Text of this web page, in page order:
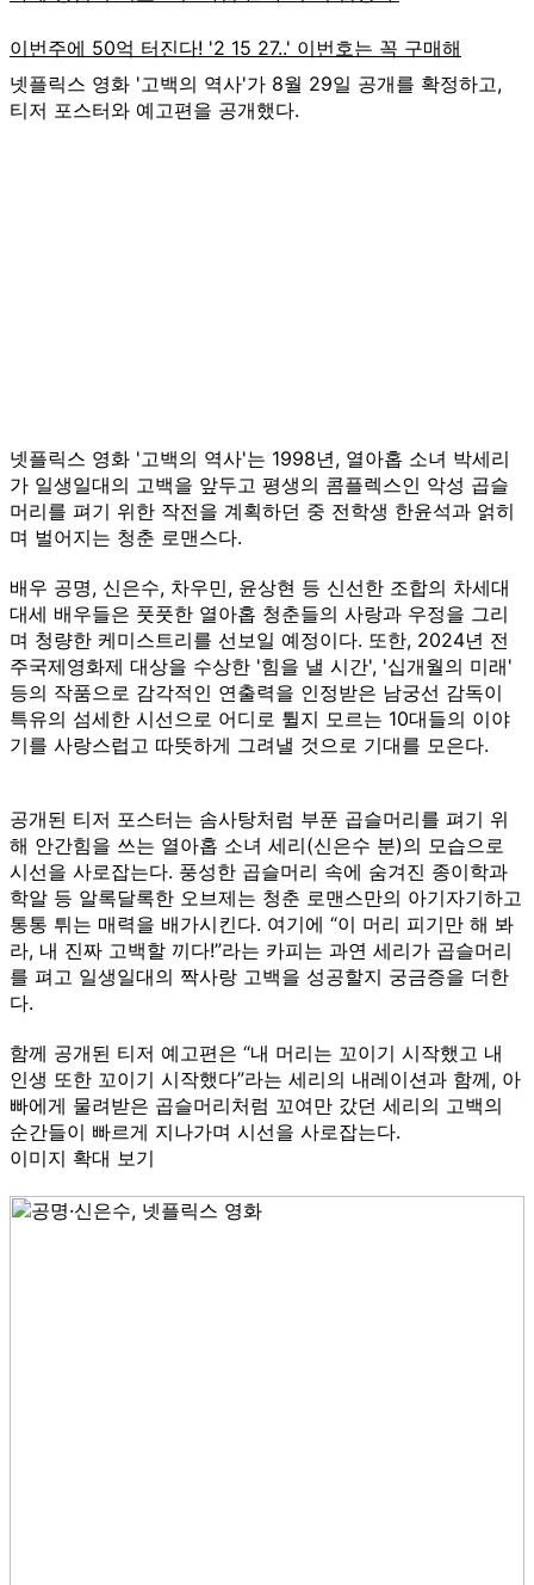
넷플릭스 영화 '고백의 역사'가 8월 29일 공개를 확정하고,
티저 포스터와 예고편을 공개했다.
넷플릭스 영화 '고백의 역사'는 1998년, 열아홉 소녀 박세리
가 일생일대의 고백을 앞두고 평생의 콤플렉스인 악성 곱슬
머리를 펴기 위한 작전을 계획하던 중 전학생 한윤석과 얽히
며 벌어지는 청춘 로맨스다.
배우 공명, 신은수, 차우민, 윤상현 등 신선한 조합의 차세대
대세 배우들은 풋풋한 열아홉 청춘들의 사랑과 우정을 그리
며 청량한 케미스트리를 선보일 예정이다. 또한, 2024년 전
주국제영화제 대상을 수상한 '힘을 낼 시간', '​십개월의 미래'
등의 작품으로 감각적인 연출력을 인정받은 남궁선 감독이
특유의 섬세한 시선으로 어디로 튈지 모르는 10대들의 이야
기를 사랑스럽고 따뜻하게 그려낼 것으로 기대를 모은다.
공개된 티저 포스터는 솜사탕처럼 부푼 곱슬머리를 펴기 위
해 안간힘을 쓰는 열아홉 소녀 세리(신은수 분)의 모습으로
시선을 사로잡는다. 풍성한 곱슬머리 속에 숨겨진 종이학과
학알 등 알록달록한 오브제는 청춘 로맨스만의 아기자기하고
통통 튀는 매력을 배가시킨다. 여기에 “이 머리 피기만 해 봐
라, 내 진짜 고백할 끼다!”라는 카피는 과연 세리가 곱슬머리
를 펴고 일생일대의 짝사랑 고백을 성공할지 궁금증을 더한
다.
함께 공개된 티저 예고편은 “내 머리는 꼬이기 시작했고 내
인생 또한 꼬이기 시작했다”​라는 세리의 내레이션과 함께, 아
빠에게 물려받은 곱슬머리처럼 꼬여만 갔던 세리의 고백의
순간들이 빠르게 지나가며 시선을 사로잡는다.
이미지 확대 보기